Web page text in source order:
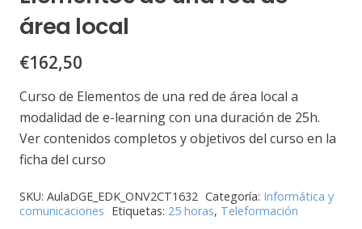
área local
€162,50
Curso de Elementos de una red de área local a
modalidad de e-learning con una duración de 25h.
Ver contenidos completos y objetivos del curso en la
ficha del curso
SKU: AulaDGE_EDK_ONV2CT1632 Categoría: Informática y
comunicaciones Etiquetas: 25 horas, Teleformación